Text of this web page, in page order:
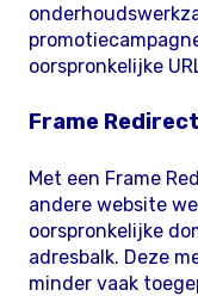
oorspronkelijke
Frame Redirect
Met een Frame
andere website
oorspronkelijke
adresbalk. Deze
minder vaak